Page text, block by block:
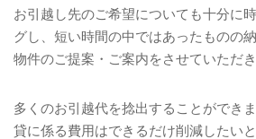
お引越し先のご希望についても十分に
グし、短い時間の中ではあったものの
物件のご提案・ご案内をさせていただき
多くのお引越代を捻出することができ
貸に係る費用はできるだけ削減したい